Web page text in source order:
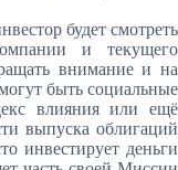
будет смотреть
и текущего
внимание и на
быть социальные
влияния или ещё
выпуска облигаций
инвестирует деньги